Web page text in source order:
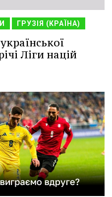
ГРУЗІЯ (КРАЇНА)
Ліги націй